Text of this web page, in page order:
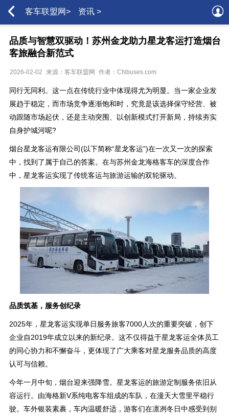
客车联盟网> 资讯 >
品质与智慧双驱动！苏州金龙助力星龙客运打造烟台
客旅融合新范式
2026-02-02 来源：客车联盟网 作者：CNbuses.com
同行无同利。这一点在传统行业中体现得尤为明显。当一家企业发
展趋于稳定，而市场竞争逐渐饱和时，究竟是该选择保守经营、被
动跟随市场起伏，还是主动突围、以创新模式打开新局，持续夯实
自身护城河呢?
烟台星龙客运有限公司(以下简称“星龙客运”)在一次又一次的探索
中，找到了属于自己的答案。在与苏州金龙海格客车的深度合作
中，星龙客运实现了传统客运与旅游运输的双轮驱动。
品质筑基，服务创纪录
2025年，星龙客运实现单日服务旅客7000人次的重要突破，创下
企业自2019年成立以来的新纪录。这不仅得益于星龙客运全体员工
的同心协力和不懈奋斗，更体现了广大乘客对星龙服务品质的高度
认可与信赖。
今年一月中旬，烟台迎来强降雪。星龙客运的旅游定制服务依旧从
容运行。由海格新V系纯电客车组成的车队，在漫天大雪里平稳行
驶。车外银装素裹，车内温暖舒适，游客们在凛冽冬日中感受到别